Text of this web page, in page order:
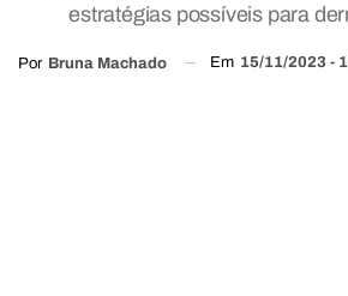
estratégias possíveis para
Por Bruna Machado Em 15/11/2023 -